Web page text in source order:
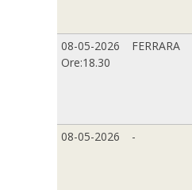
08-05-2026
Ore:18.30
FERRARA
08-05-2026 -